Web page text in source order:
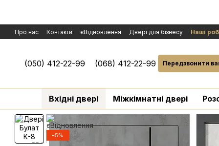
Про нас Контакти єВідновлення Двері для бізнесу
Наші
Політика конфіденційності
Обмін та повернення
Договір
(050) 412-22-99 (068) 412-22-99 Передзвонити
Вхідні двері Міжкімнатні двері
−5%